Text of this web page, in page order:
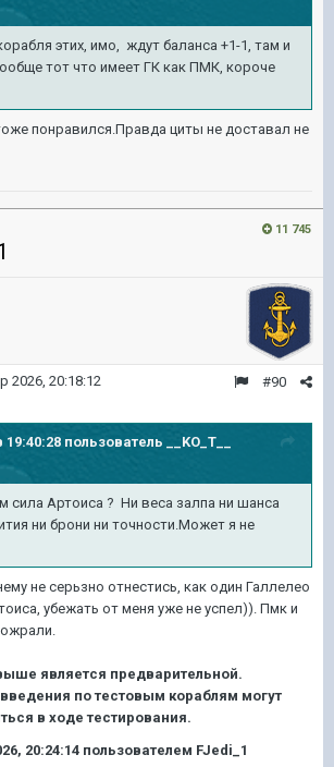
этих, имо, ждут баланса +1-1, там и
тот что имеет ГК как ПМК, короче
понравился.Правда циты не доставал не
11 745
#90
2026, 20:18:12
19:40:28 пользователь
__KO_T__
сила Артоиса ? Ни веса залпа ни шанса
ни брони ни точности.Может я не
не серьзно отнестись, как один Галлелео
убежать от меня уже не успел)). Пмк и
является предварительной.
по тестовым кораблям могут
в ходе тестирования.
20:24:14 пользователем FJedi_1